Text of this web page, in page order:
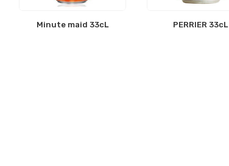
Minute maid 33cL PERRIER 33cL